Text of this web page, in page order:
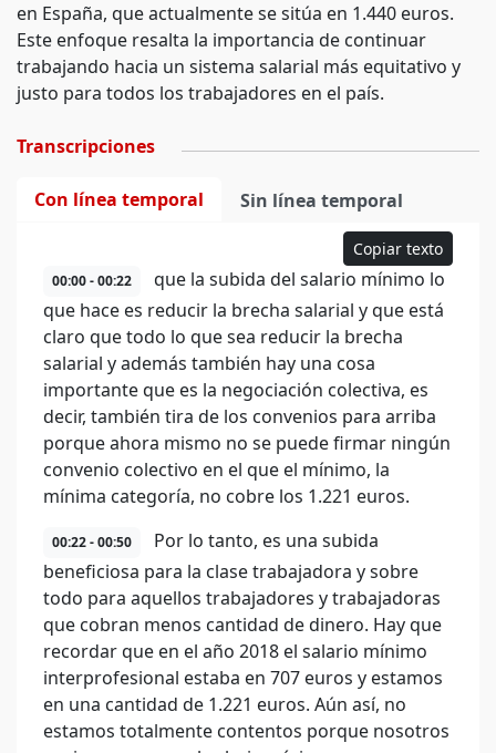
en España, que actualmente se sitúa en 1.440 euros.
Este enfoque resalta la importancia de continuar
trabajando hacia un sistema salarial más equitativo y
justo para todos los trabajadores en el país.
Transcripciones
Con línea temporal Sin línea temporal
Copiar texto
00:00 - 00:22
que la subida del salario mínimo lo
que hace es reducir la brecha salarial y que está
claro que todo lo que sea reducir la brecha
salarial y además también hay una cosa
importante que es la negociación colectiva, es
decir, también tira de los convenios para arriba
porque ahora mismo no se puede firmar ningún
convenio colectivo en el que el mínimo, la
mínima categoría, no cobre los 1.221 euros.
00:22 - 00:50
Por lo tanto, es una subida
beneficiosa para la clase trabajadora y sobre
todo para aquellos trabajadores y trabajadoras
que cobran menos cantidad de dinero. Hay que
recordar que en el año 2018 el salario mínimo
interprofesional estaba en 707 euros y estamos
en una cantidad de 1.221 euros. Aún así, no
estamos totalmente contentos porque nosotros